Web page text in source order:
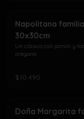
Napolitana
30x30cm
Un clásico con jamón y
orégano
$10.490
Doña Margarita